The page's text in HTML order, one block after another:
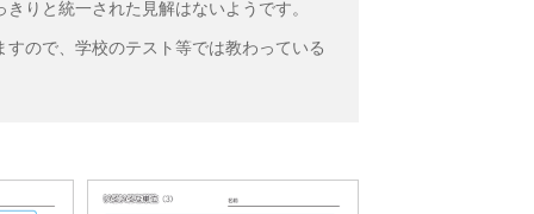
りと統一された見解はないようです。
ので、学校のテスト等では教わっている